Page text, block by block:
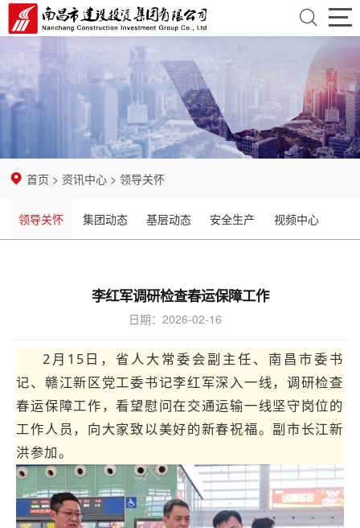
近
投
资
中
务
党
「Kaiyun」
领导关怀 集团动态 基层动态 安全生产 视频中心
首页 > 资讯中心> 领导关怀
李红军调研检查春运保障工作
日期：2026-02-16
2月15日，省人大常委会副主任、南昌市委书
记、赣江新区党工委书记李红军深入一线，调研检查
春运保障工作，看望慰问在交通运输一线坚守岗位的
工作人员，向大家致以美好的新春祝福。副市长江新
洪参加。